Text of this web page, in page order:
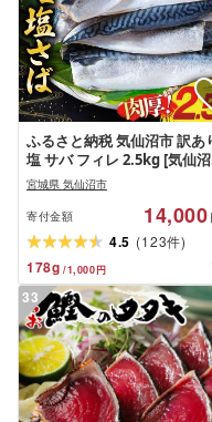
ふるさと納税 気仙沼市 訳あ
塩 サバ フィレ 2.5kg [気仙
20564146] さば 鯖
宮城県 気仙沼市
寄付金額 14,000
4.5 (123件)
178g /1,000円
33